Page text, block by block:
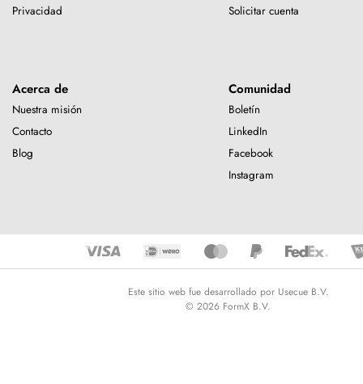
Privacidad
Solicitar cuenta
Acerca de
Nuestra misión
Contacto
Blog
Comunidad
Boletín
LinkedIn
Facebook
Instagram
Este sitio web fue desarrollado por Usecue B.V.
© 2026 FormX B.V.